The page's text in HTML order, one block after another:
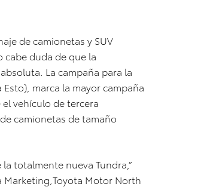
de camionetas y SUV
duda de que la
La campaña para la
Esto), marca la mayor campaña
vehículo de tercera
camionetas de tamaño
totalmente nueva Tundra,”
Marketing,Toyota Motor North